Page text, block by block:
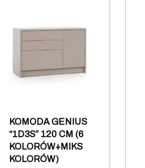
KOMODA GENIUS
“1D3S” 120 CM (6
KOLORÓW+MIKS
KOLORÓW)